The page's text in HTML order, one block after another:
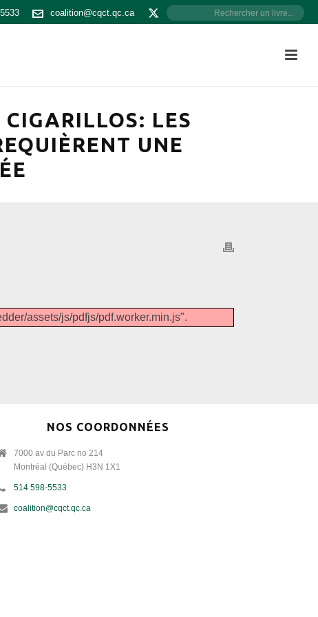
coalition@cqct.qc.ca
LES
UNE
assets/js/pdfjs/pdf.worker.min.js".
NOS COORDONNÉES
7000 av du Parc no 214
Montréal (Québec) H3N 1X1
514 598-5533
coalition@cqct.qc.ca